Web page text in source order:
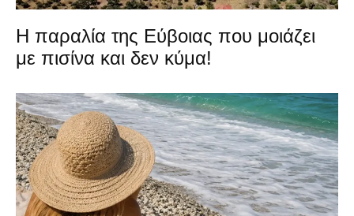
Η παραλία της Εύβοιας που μοιάζει
με πισίνα και δεν κύμα!